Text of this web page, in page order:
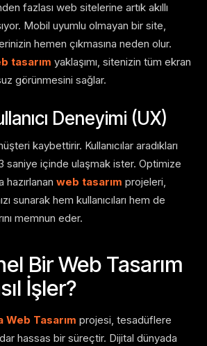
fazlası web sitelerine artık akıllı
Mobil uyumlu olmayan bir site,
hemen çıkmasına neden olur.
tasarım yaklaşımı, sitenizin tüm ekran
görünmesini sağlar.
Deneyimi (UX)
kaybettirir. Kullanıcılar aradıkları
saniye içinde ulaşmak ister. Optimize
hazırlanan web tasarım projeleri,
sunarak hem kullanıcıları hem de
memnun eder.
Bir Web Tasarım
İşler?
Web Tasarım projesi, tesadüflere
hassas bir süreçtir. Dijital dünyada